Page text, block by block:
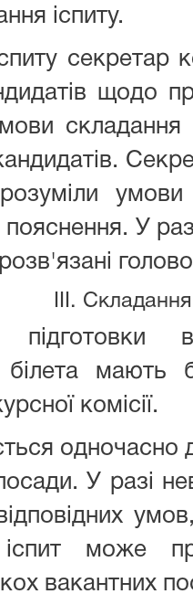
іспиту.
секретар
щодо
У
III.
білета
комісії.
одночасно
У разі
іспит може
вакантних